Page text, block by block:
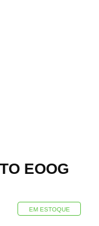
EOOG
EM ESTOQUE